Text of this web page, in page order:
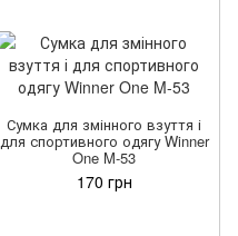
Сумка для змінного взуття і
для спортивного одягу Winner
One M-53
170 грн